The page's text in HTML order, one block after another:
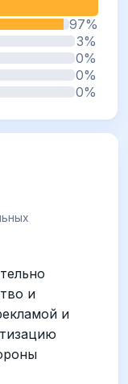
97%
3%
0%
0%
0%
и
и